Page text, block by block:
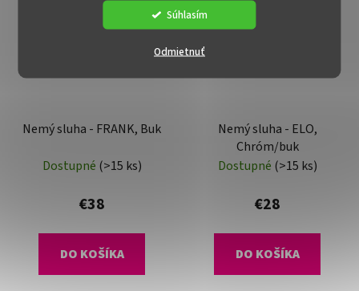
Odmietnuť
Súhlasím
Nemý sluha - FRANK, Buk
Dostupné (>15 ks)
€38
DO KOŠÍKA
Nemý sluha - ELO,
Chróm/buk
Dostupné (>15 ks)
€28
DO KOŠÍKA